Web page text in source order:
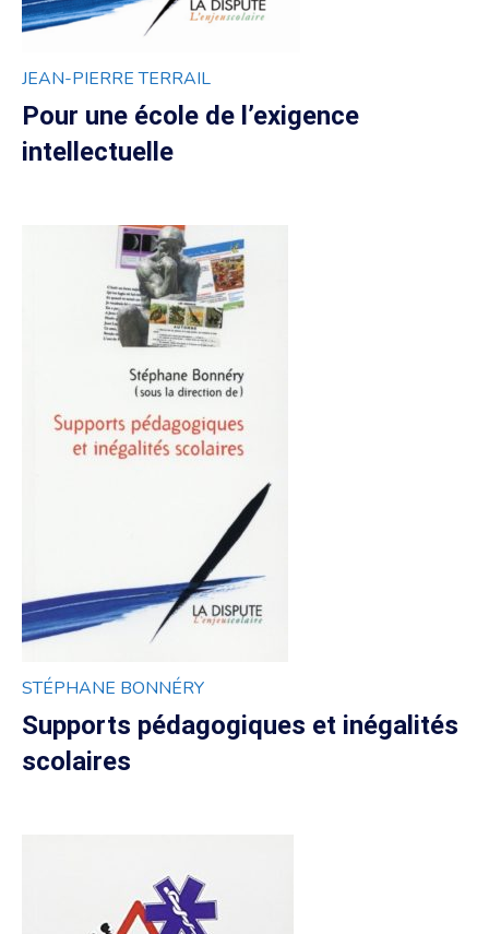
JEAN-PIERRE TERRAIL
Pour une école de l’exigence
intellectuelle
STÉPHANE BONNÉRY
Supports pédagogiques et inégalités
scolaires